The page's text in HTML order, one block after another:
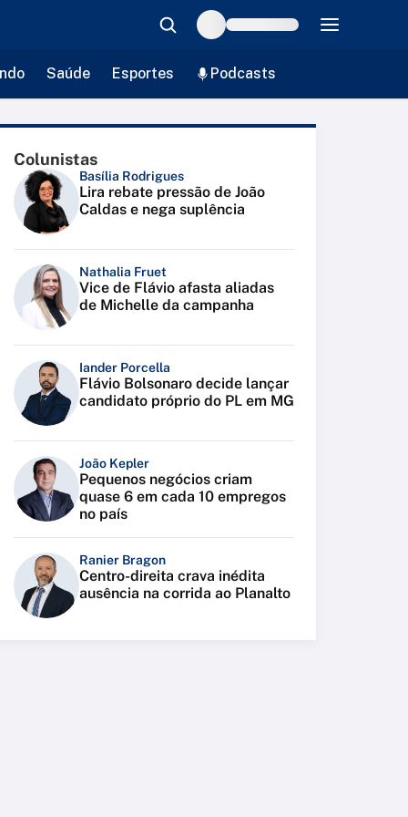
Saúde Esportes Podcasts
Colunistas
Basília Rodrigues
Lira rebate pressão de João
Caldas e nega suplência
Nathalia Fruet
Vice de Flávio afasta aliadas
de Michelle da campanha
Iander Porcella
Flávio Bolsonaro decide lançar
candidato próprio do PL em MG
João Kepler
Pequenos negócios criam
quase 6 em cada 10 empregos
no país
Ranier Bragon
Centro-direita crava inédita
ausência na corrida ao Planalto